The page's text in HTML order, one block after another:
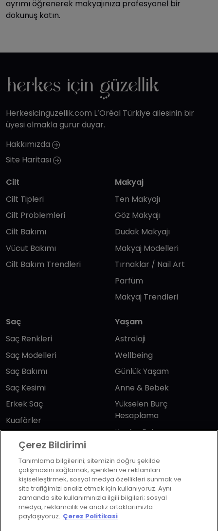
ayrımı öğrenerek makyajınıza profesyonel bir
dokunuş katın.
Herkesicinguzellik.com L’Oréal Türkiye ailesinin bir
üyesi olmakla gurur duyar.
Hakkımızda
Site Haritası
Cilt
Cilt Tipleri
Cilt Problemleri
Cilt Bakımı
Vücut Bakımı
Cilt Bakım Trendleri
Makyaj
Ten Makyajı
Göz Makyajı
Dudak Makyajı
Makyaj Modelleri
Tırnaklar / Nail Art
Parfüm
Makyaj Trendleri
Saç
Saç Renkleri
Saç Modelleri
Saç Bakımı
Saç Kesimi
Erkek Saç
Kuaförler
Yaşam
Astroloji
Wellbeing
Günlük Yaşam
Anne & Bebek
Yükselen Burç
Hesaplama
Kuafor Bulma
Bizi takip edin
Çerez Bildirimi
Tanımlama bilgilerini; sitemizin doğru şekilde
çalışmasını sağlamak, içerikleri ve reklamları
kişiselleştirmek, sosyal medya özellikleri sunmak ve
site trafiğimizi analiz etmek için kullanıyoruz. Aynı
zamanda site kullanımınızla ilgili bilgileri; sosyal
medya, reklamcılık ve analiz ortaklarımızla
paylaşıyoruz. Çerez Politikasi